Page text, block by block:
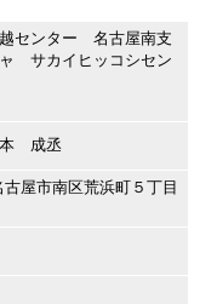
センター 名古屋南支
サカイヒッコシセン
本 成丞
屋市南区荒浜町５丁目